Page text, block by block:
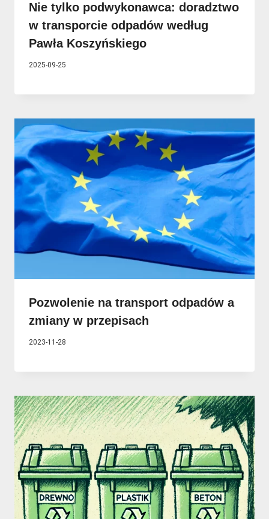
Nie tylko podwykonawca: doradztwo
w transporcie odpadów według
Pawła Koszyńskiego
2025-09-25
Pozwolenie na transport odpadów a
zmiany w przepisach
2023-11-28